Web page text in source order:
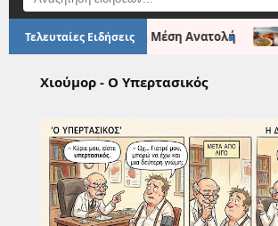
Τελευταίες Ειδήσεις
ανατροπές στη Μέση Ανατολή
●
Χιούμορ - Ο Υπερτασικός